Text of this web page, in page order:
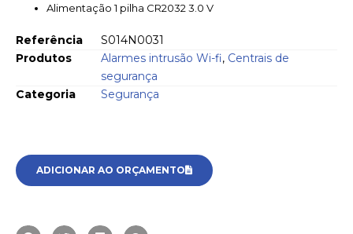
Alimentação 1 pilha CR2032 3.0 V
Referência
S014N0031
Produtos
Alarmes intrusão Wi-fi, Centrais de
segurança
Categoria
Segurança
ADICIONAR AO ORÇAMENTO